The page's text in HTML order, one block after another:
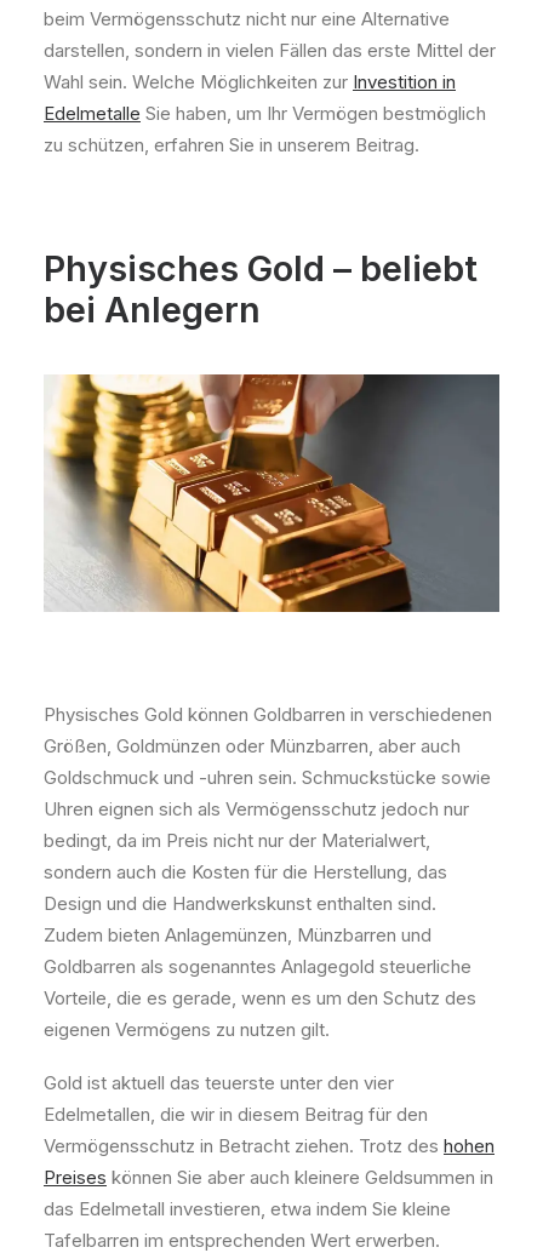
beim Vermögensschutz nicht nur eine Alternative
darstellen, sondern in vielen Fällen das erste Mittel der
Wahl sein. Welche Möglichkeiten zur Investition in
Edelmetalle Sie haben, um Ihr Vermögen bestmöglich
zu schützen, erfahren Sie in unserem Beitrag.
Physisches Gold – beliebt
bei Anlegern
Physisches Gold können Goldbarren in verschiedenen
Größen, Goldmünzen oder Münzbarren, aber auch
Goldschmuck und -uhren sein. Schmuckstücke sowie
Uhren eignen sich als Vermögensschutz jedoch nur
bedingt, da im Preis nicht nur der Materialwert,
sondern auch die Kosten für die Herstellung, das
Design und die Handwerkskunst enthalten sind.
Zudem bieten Anlagemünzen, Münzbarren und
Goldbarren als sogenanntes Anlagegold steuerliche
Vorteile, die es gerade, wenn es um den Schutz des
eigenen Vermögens zu nutzen gilt.
Gold ist aktuell das teuerste unter den vier
Edelmetallen, die wir in diesem Beitrag für den
Vermögensschutz in Betracht ziehen. Trotz des hohen
Preises können Sie aber auch kleinere Geldsummen in
das Edelmetall investieren, etwa indem Sie kleine
Tafelbarren im entsprechenden Wert erwerben.